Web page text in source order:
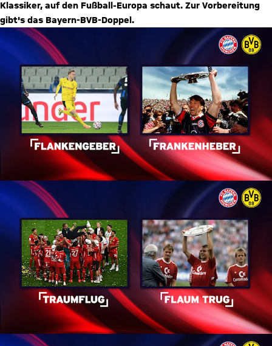
Klassiker, auf den Fußball-Europa schaut. Zur Vorbereitung
gibt's das Bayern-BVB-Doppel.